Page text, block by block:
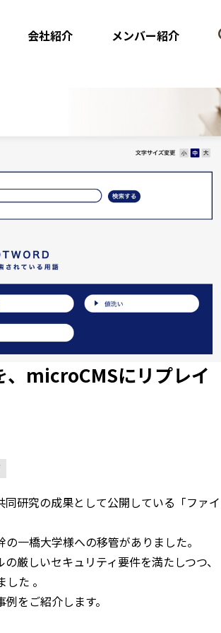
会社紹介 メンバー紹介
、microCMSにリプレイ
研究の成果として公開している「ファイ
一橋大学様への移管がありました。
厳しいセキュリティ要件を満たしつつ、
た 。
をご紹介します。